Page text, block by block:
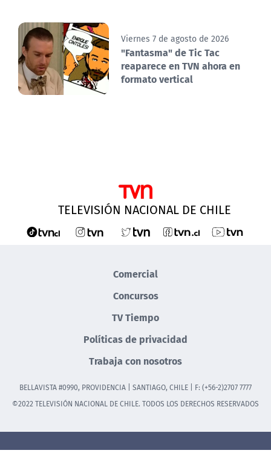
Viernes 7 de agosto de 2026
"Fantasma" de Tic Tac
reaparece en TVN ahora en
formato vertical
TELEVISIÓN NACIONAL DE CHILE
Comercial
Concursos
TV Tiempo
Políticas de privacidad
Trabaja con nosotros
BELLAVISTA #0990, PROVIDENCIA | SANTIAGO, CHILE | F: (+56-2)2707 7777
©2022 TELEVISIÓN NACIONAL DE CHILE. TODOS LOS DERECHOS RESERVADOS